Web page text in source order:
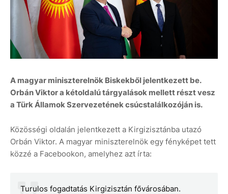
A magyar miniszterelnök Biskekből jelentkezett be.
Orbán Viktor a kétoldalú tárgyalások mellett részt vesz
a Türk Államok Szervezetének csúcstalálkozóján is.
Közösségi oldalán jelentkezett a Kirgizisztánba utazó
Orbán Viktor. A magyar miniszterelnök egy fényképet tett
közzé a Facebookon, amelyhez azt írta:
Turulos fogadtatás Kirgizisztán fővárosában.